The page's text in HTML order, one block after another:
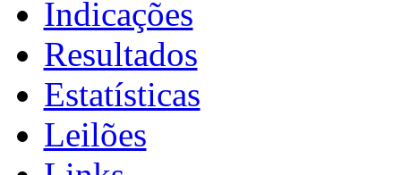
Indicações
Resultados
Estatísticas
Leilões